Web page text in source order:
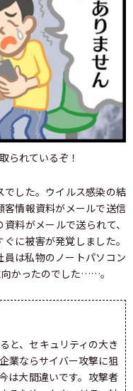
られているぞ！
した。ウイルス感染の結
情報資料がメールで送信
料がメールで送られて、
に被害が発覚しました。
は私物のノートパソコン
かったのでした……。
と、セキュリティの大き
業ならサイバー攻撃に狙
は大間違いです。攻撃者